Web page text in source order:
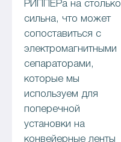
РИППЕРа на столько
сильна, что может
сопоставиться с
электромагнитными
сепараторами,
которые мы
используем для
поперечной
установки на
конвейерные ленты